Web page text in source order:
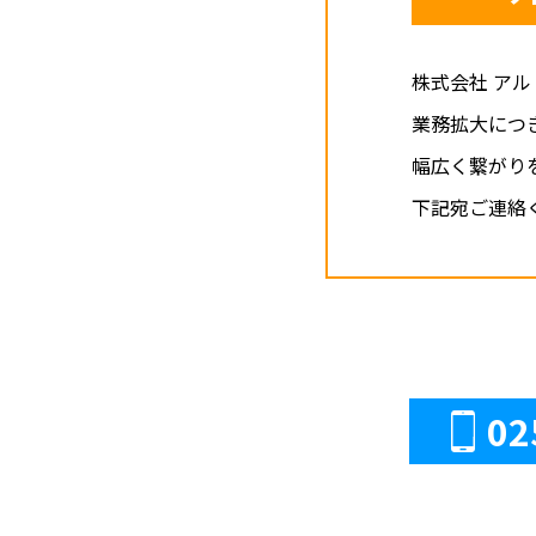
株式会社 ア
業務拡大につ
幅広く繋がり
下記宛ご連絡